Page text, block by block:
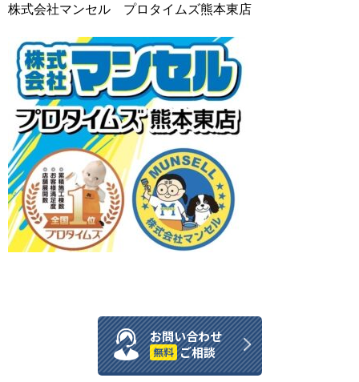
株式会社マンセル プロタイムズ熊本東店
お問い合わせ
無料 ご相談